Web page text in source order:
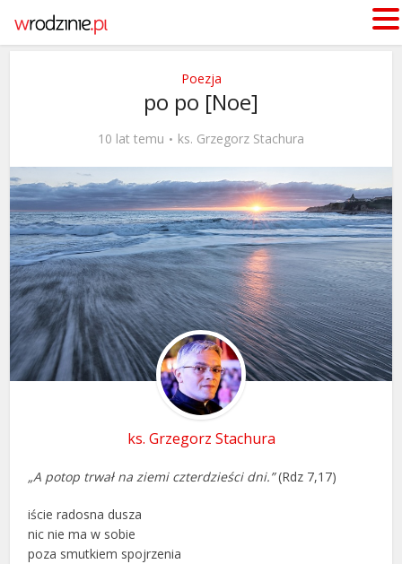
Poezja
po po [Noe]
10 lat temu ks. Grzegorz Stachura
ks. Grzegorz Stachura
„A potop trwał na ziemi czterdzieści dni.”(Rdz 7,17)
iście radosna dusza
nic nie ma w sobie
poza smutkiem spojrzenia